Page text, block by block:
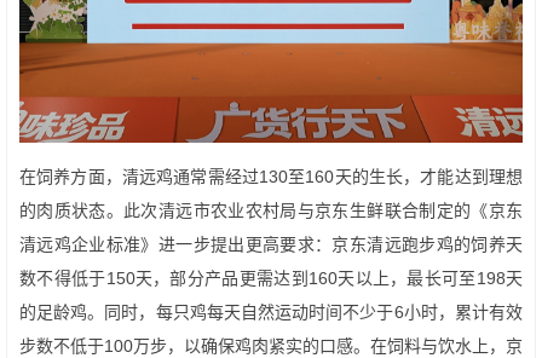
在饲养方面，清远鸡通常需经过130至160天的生长，才能达到理想
的肉质状态。此次清远市农业农村局与京东生鲜联合制定的《京东
清远鸡企业标准》进一步提出更高要求：京东清远跑步鸡的饲养天
数不得低于150天，部分产品更需达到160天以上，最长可至198天
的足龄鸡。同时，每只鸡每天自然运动时间不少于6小时，累计有效
步数不低于100万步，以确保鸡肉紧实的口感。在饲料与饮水上，京